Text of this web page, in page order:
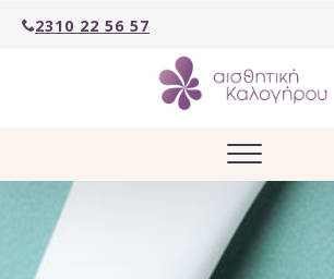
2310 22 56 57